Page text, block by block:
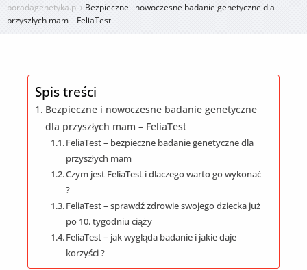
poradagenetyka.pl › Bezpieczne i nowoczesne badanie genetyczne dla
przyszłych mam – FeliaTest
Spis treści
Bezpieczne i nowoczesne badanie genetyczne
dla przyszłych mam – FeliaTest
FeliaTest – bezpieczne badanie genetyczne dla
przyszłych mam
Czym jest FeliaTest i dlaczego warto go wykonać
?
FeliaTest – sprawdź zdrowie swojego dziecka już
po 10. tygodniu ciąży
FeliaTest – jak wygląda badanie i jakie daje
korzyści ?